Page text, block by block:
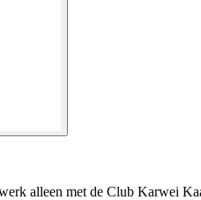
alleen met de Club Karwei